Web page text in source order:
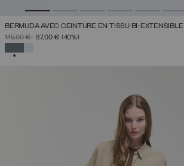
BERMUDA AVEC CEINTURE EN TISSU BI-EXTENSIBLE
PRIX RÉDUIT DE
145,00 €À87,00 € (40%)